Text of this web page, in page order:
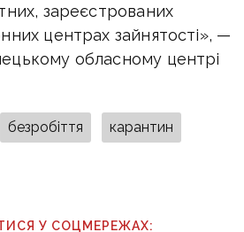
зареєстрованих
центрах зайнятості», —
обласному центрі
безробіття карантин
У СОЦМЕРЕЖАХ: